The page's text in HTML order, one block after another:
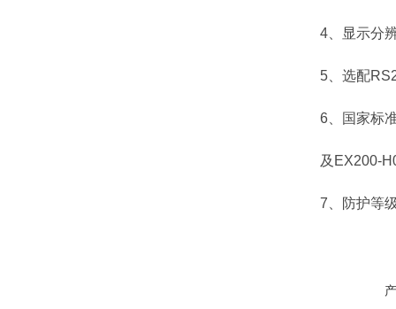
4、显示分辨
5、选配
6、国家标准
及EX200-
7、防护等级